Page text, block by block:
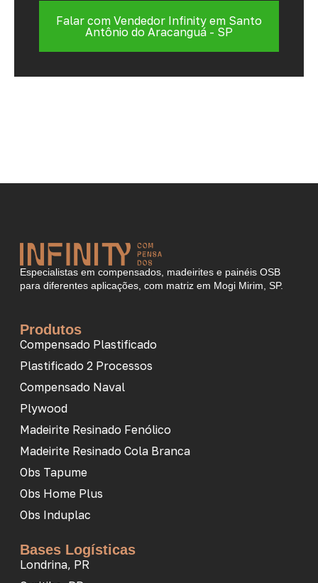
Falar com Vendedor Infinity em Santo
Antônio do Aracanguá - SP
Especialistas em compensados, madeirites e painéis OSB
para diferentes aplicações, com matriz em Mogi Mirim, SP.
Produtos
Compensado Plastificado
Plastificado 2 Processos
Compensado Naval
Plywood
Madeirite Resinado Fenólico
Madeirite Resinado Cola Branca
Obs Tapume
Obs Home Plus
Obs Induplac
Bases Logísticas
Londrina, PR